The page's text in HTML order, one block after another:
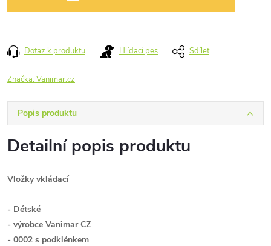
Dotaz k produktu Hlídací pes Sdílet
Značka:Vanimar.cz
Popis produktu
Detailní popis produktu
Vložky vkládací
- Détské
- výrobce Vanimar CZ
- 0002 s podklénkem